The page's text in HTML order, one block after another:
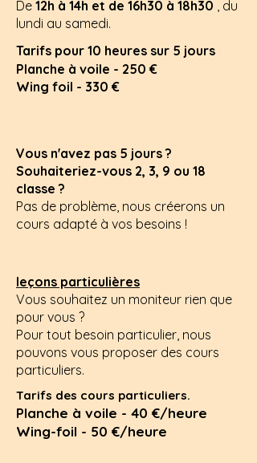
De 12h à 14h et de 16h30 à 18h30 , du
lundi au samedi.
Tarifs pour 10 heures sur 5 jours
Planche à voile - 250 €
Wing foil - 330 €
Vous n'avez pas 5 jours ?
Souhaiteriez-vous 2, 3, 9 ou 18
classe ?
Pas de problème, nous créerons un
cours adapté à vos besoins !
leçons particulières
Vous souhaitez un moniteur rien que
pour vous ?
Pour tout besoin particulier, nous
pouvons vous proposer des cours
particuliers.
Tarifs des cours particuliers.
Planche à voile - 40 €/heure
Wing-foil - 50 €/heure